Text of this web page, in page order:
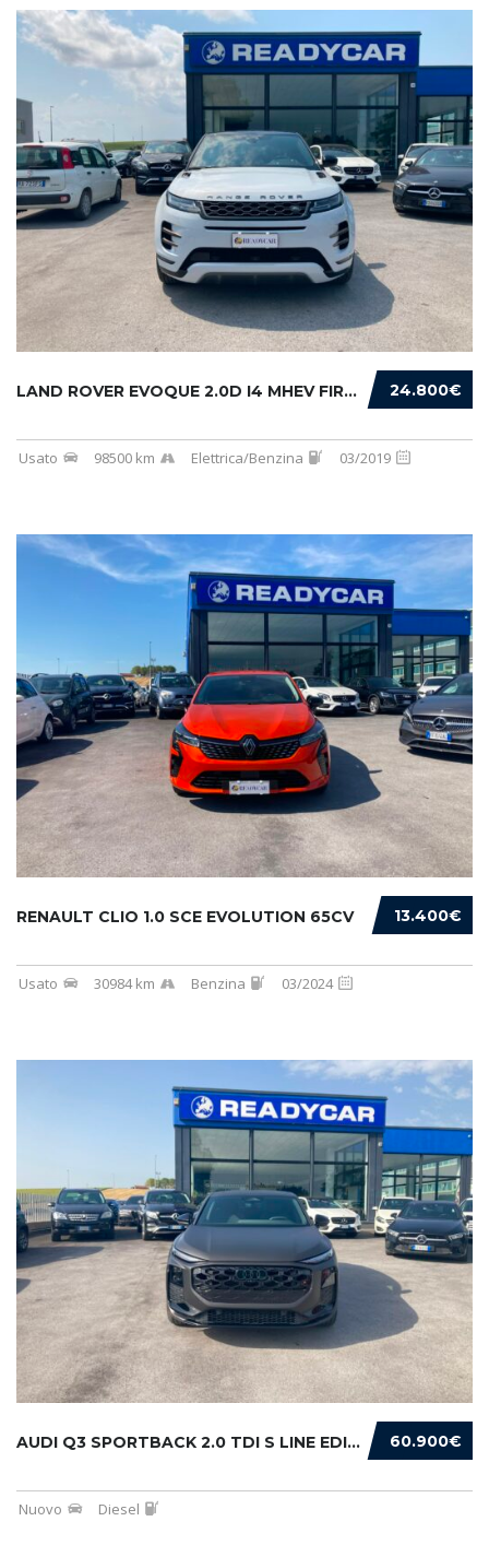
24.800€
LAND ROVER EVOQUE 2.0D I4 MHEV FIRST EDITION...
Usato 98500 km Elettrica/Benzina 03/2019
13.400€
RENAULT CLIO 1.0 SCE EVOLUTION 65CV
Usato 30984 km Benzina 03/2024
60.900€
AUDI Q3 SPORTBACK 2.0 TDI S LINE EDITION 150...
Nuovo Diesel